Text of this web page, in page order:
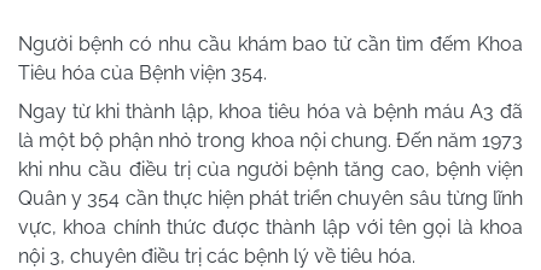
Người bệnh có nhu cầu khám bao tử cần tìm đếm Khoa
Tiêu hóa của Bệnh viện 354.
Ngay từ khi thành lập, khoa tiêu hóa và bệnh máu A3 đã
là một bộ phận nhỏ trong khoa nội chung. Đến năm 1973
khi nhu cầu điều trị của người bệnh tăng cao, bệnh viện
Quân y 354 cần thực hiện phát triển chuyên sâu từng lĩnh
vực, khoa chính thức được thành lập với tên gọi là khoa
nội 3, chuyên điều trị các bệnh lý về tiêu hóa.